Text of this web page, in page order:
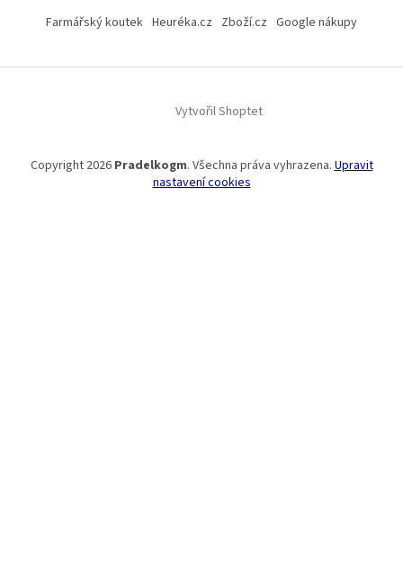
Farmářský koutek Heuréka.cz Zboží.cz Google nákupy
Vytvořil Shoptet
Copyright 2026 Pradelkogm. Všechna práva vyhrazena. Upravit
nastavení cookies